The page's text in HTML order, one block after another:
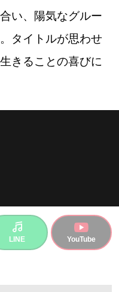
い、陽気なグルー
タイトルが思わせ
きることの喜びに
LINE YouTube